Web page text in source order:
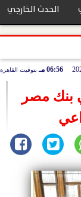
الحدث الخارجي
06:56 مـ بتوقيت القاهرة
بنك مصر